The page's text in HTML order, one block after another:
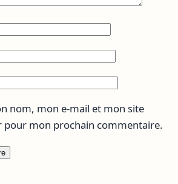
nom, mon e-mail et mon site
pour mon prochain commentaire.